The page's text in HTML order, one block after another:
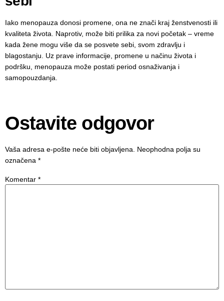
Iako menopauza donosi promene, ona ne znači kraj ženstvenosti ili
kvaliteta života. Naprotiv, može biti prilika za novi početak – vreme
kada žene mogu više da se posvete sebi, svom zdravlju i
blagostanju. Uz prave informacije, promene u načinu života i
podršku, menopauza može postati period osnaživanja i
samopouzdanja.
Ostavite odgovor
Vaša adresa e-pošte neće biti objavljena. Neophodna polja su
označena *
Komentar *